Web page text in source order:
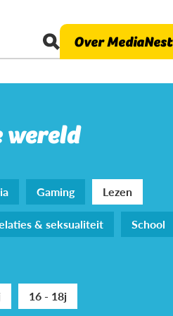
Over MediaNest
wereld
Gaming
Lezen
& seksualiteit
School
16 - 18j